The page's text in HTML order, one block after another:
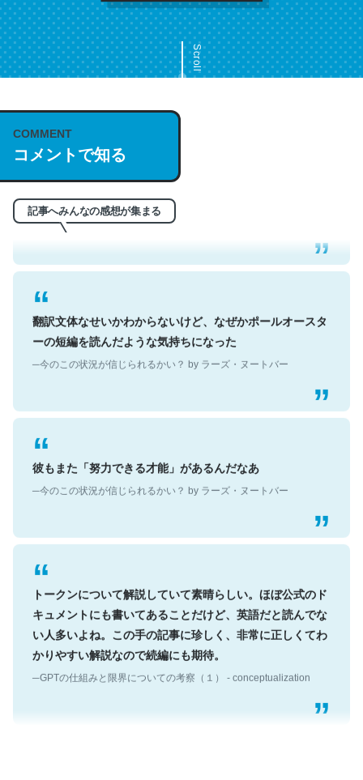
Scroll
COMMENT
コメントで知る
記事へみんなの感想が集まる
これは名文。彼はとてもクレバーなんだろうなと凄く思
う。英語少しでも読める人は原文もお勧め。自分はこの流
─今のこの状況が信じられるかい？ by ラーズ・ヌートバー
翻訳文体なせいかわからないけど、なぜかポールオースタ
ーの短編を読んだような気持ちになった
彼もまた「努力できる才能」があるんだなあ
トークンについて解説していて素晴らしい。ほぼ公式のド
キュメントにも書いてあることだけど、英語だと読んでな
い人多いよね。この手の記事に珍しく、非常に正しくてわ
かりやすい解説なので続編にも期待。